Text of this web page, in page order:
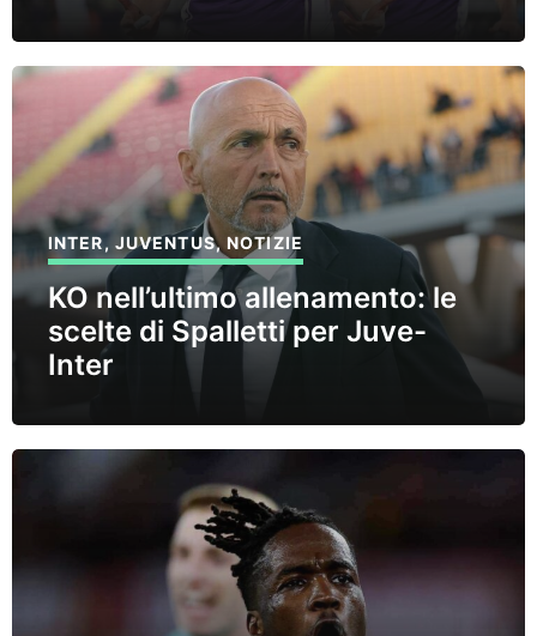
INTER, JUVENTUS,NOTIZIE
KO nell’ultimo allenamento: le
scelte di Spalletti per Juve-
Inter